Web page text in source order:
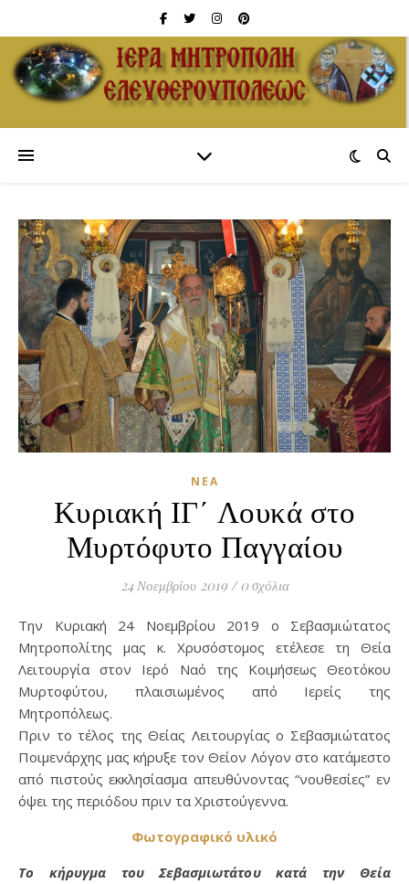
ΝΈΑ
Κυριακή ΙΓ΄ Λουκά στο
Μυρτόφυτο Παγγαίου
24 Νοεμβρίου 2019 / 0 σχόλια
Την Κυριακή 24 Νοεμβρίου 2019 ο Σεβασμιώτατος
Μητροπολίτης μας κ. Χρυσόστομος ετέλεσε τη Θεία
Λειτουργία στον Ιερό Ναό της Κοιμήσεως Θεοτόκου
Μυρτοφύτου, πλαισιωμένος από Ιερείς της
Μητροπόλεως.
Πριν το τέλος της Θείας Λειτουργίας ο Σεβασμιώτατος
Ποιμενάρχης μας κήρυξε τον Θείον Λόγον στο κατάμεστο
από πιστούς εκκλησίασμα απευθύνοντας “νουθεσίες” εν
όψει της περιόδου πριν τα Χριστούγεννα.
Φωτογραφικό υλικό
Το κήρυγμα του Σεβασμιωτάτου κατά την Θεία